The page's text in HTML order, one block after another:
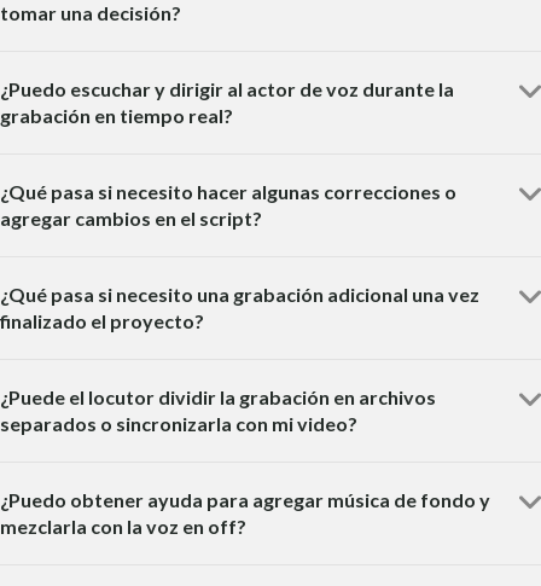
tomar una decisión?
¿Puedo escuchar y dirigir al actor de voz durante la
grabación en tiempo real?
¿Qué pasa si necesito hacer algunas correcciones o
agregar cambios en el script?
¿Qué pasa si necesito una grabación adicional una vez
finalizado el proyecto?
¿Puede el locutor dividir la grabación en archivos
separados o sincronizarla con mi video?
¿Puedo obtener ayuda para agregar música de fondo y
mezclarla con la voz en off?